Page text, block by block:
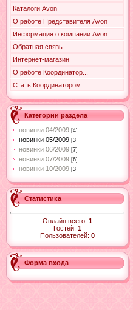
Каталоги Avon
О работе Представителя Avon
Информация о компании Avon
Обратная связь
Интернет-магазин
О работе Координатор...
Стать Координатором ...
Категории раздела
новинки 04/2009 [4]
новинки 05/2009 [3]
новинки 06/2009 [7]
новинки 07/2009 [6]
новинки 10/2009 [3]
Статистика
Онлайн всего: 1
Гостей: 1
Пользователей: 0
Форма входа